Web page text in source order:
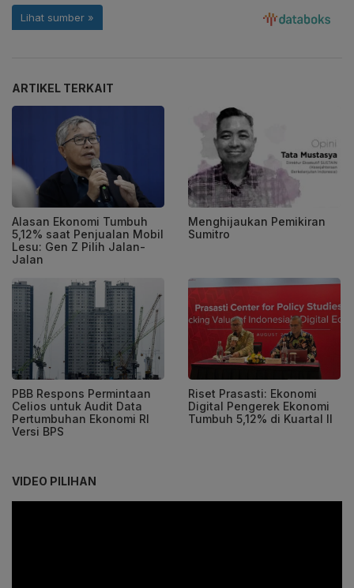
ARTIKEL TERKAIT
Alasan Ekonomi Tumbuh
5,12% saat Penjualan Mobil
Lesu: Gen Z Pilih Jalan-
Jalan
Menghijaukan Pemikiran
Sumitro
PBB Respons Permintaan
Celios untuk Audit Data
Pertumbuhan Ekonomi RI
Versi BPS
Riset Prasasti: Ekonomi
Digital Pengerek Ekonomi
Tumbuh 5,12% di Kuartal II
VIDEO PILIHAN